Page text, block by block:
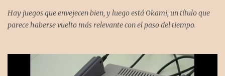
Hay juegos que envejecen bien, y luego está Okami, un título que
parece haberse vuelto más relevante con el paso del tiempo.